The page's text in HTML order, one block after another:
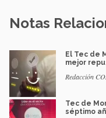
Notas
El Tec de
mejor
Redacción
Tec de
séptimo